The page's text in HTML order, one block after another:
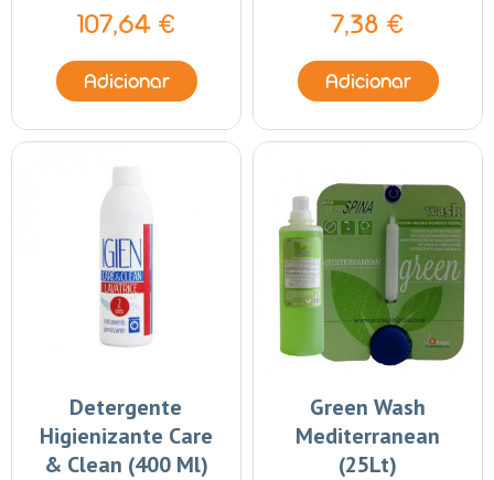
107,64 €
Adicionar
7,38 €
Adicionar
Detergente
Higienizante Care
& Clean (400 Ml)
Green Wash
Mediterranean
(25Lt)